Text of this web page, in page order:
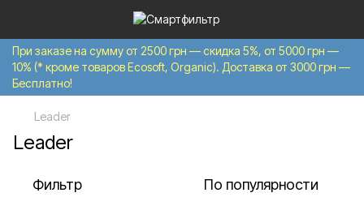
При заказе на сумму от 2500 грн — скидка 5%, от 5000 грн —
10% (* кроме товаров Ecosoft, Organic). Доставка от 3000 грн —
Бесплатно!
Leader
Leader
Фильтр По популярности